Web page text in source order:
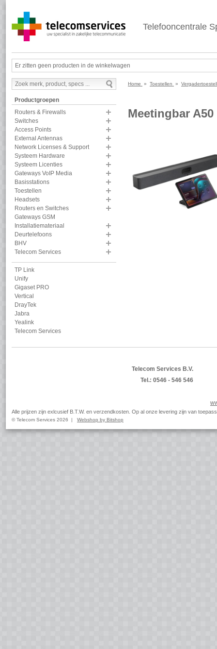
Telefooncentrale
Er zitten geen producten in de winkelwagen
Productgroepen
Routers & Firewalls
Switches
Access Points
External Antennas
Network Licenses & Support
Systeem Hardware
Systeem Licenties
Gateways VoIP Media
Basisstations
Toestellen
Headsets
Routers en Switches
Gateways GSM
Installatiemateriaal
Deurtelefoons
BHV
Telecom Services
TP Link
Unify
Gigaset PRO
Vertical
DrayTek
Jabra
Yealink
Telecom Services
Home » Toestellen »
Meetingbar
Telecom Services B.V.
Tel.: 0546 - 546 546
Alle prijzen zijn exlcusief B.T.W. en verzendkosten. Op al onze levering zijn van
© Telecom Services 2026 | Webshop by Bitshop